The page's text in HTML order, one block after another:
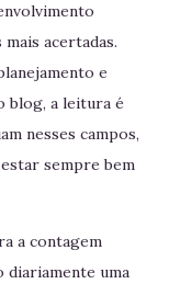
acertadas.
e
blog, a leitura é
nesses campos,
sempre bem
a contagem
uma